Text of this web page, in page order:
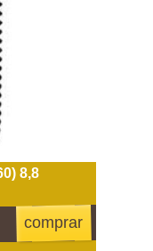
8,8
comprar